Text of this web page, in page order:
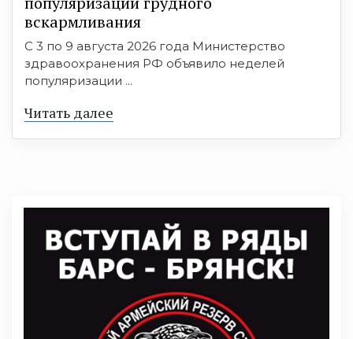
вскармливания
С 3 по 9 августа 2026 года Министерство
здравоохранения РФ объявило неделей
популяризации ...
Читать далее